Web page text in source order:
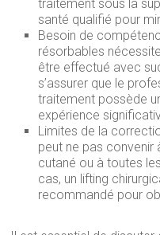
traitement sous la
santé qualifié pour
Besoin de
résorbables
être effectué avec
s’assurer que le
traitement possède
expérience
Limites de la
peut ne pas
cutané ou à toutes
cas, un lifting
recommandé pour